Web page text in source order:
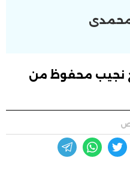
نجيب محفوظ من